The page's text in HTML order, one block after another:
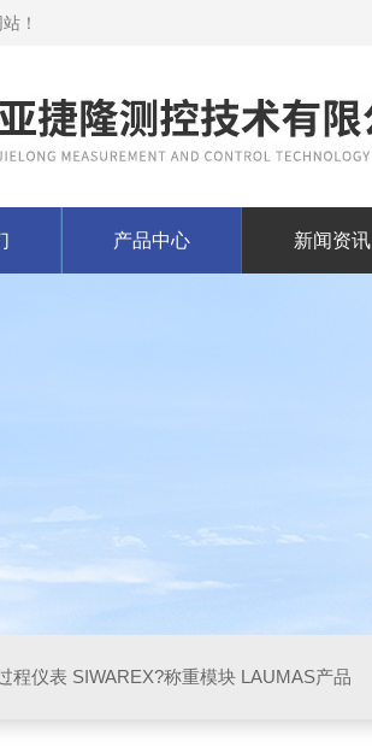
！
产品中心 新闻资讯
程仪表 SIWAREX?称重模块 LAUMAS产品